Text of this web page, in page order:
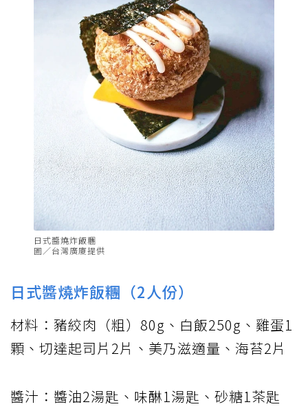
日式醬燒炸飯糰
圖／台灣廣廈提供
日式醬燒炸飯糰（2人份）
材料：豬絞肉（粗）80g、白飯250g、雞蛋1
顆、切達起司片2片、美乃滋適量、海苔2片
醬汁：醬油2湯匙、味醂1湯匙、砂糖1茶匙